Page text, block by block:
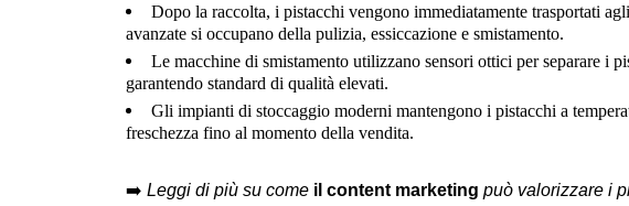
Dopo la raccolta, i pistacchi vengono immediatamente trasportati
avanzate si occupano della pulizia, essiccazione e smistamento.
Le macchine di smistamento utilizzano sensori ottici per separare i
garantendo standard di qualità elevati.
Gli impianti di stoccaggio moderni mantengono i pistacchi a
freschezza fino al momento della vendita.
➡️ Leggi di più su come il content marketing può valorizzare i